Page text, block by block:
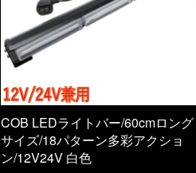
COB LEDライトバー/60cmロング
サイズ/18パターン多彩アクショ
ン/12V24V 白色